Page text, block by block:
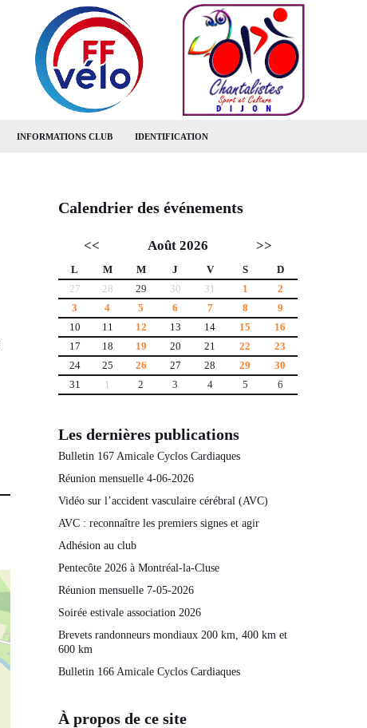
INFORMATIONS CLUB IDENTIFICATION
Calendrier des événements
<< Août 2026 >>
L M M J V S
D
27
28 29 30 31 1
2
3
4 5 6 7 8
9
10
11 12 13 14 15
16
17
18 19 20 21 22
23
24
25 26 27 28 29
30
31
1 2 3 4 5 6
Les dernières publications
Bulletin 167 Amicale Cyclos Cardiaques
Réunion mensuelle 4-06-2026
Vidéo sur l’accident vasculaire cérébral (AVC)
AVC : reconnaître les premiers signes et agir
Adhésion au club
Pentecôte 2026 à Montréal-la-Cluse
Réunion mensuelle 7-05-2026
Soirée estivale association 2026
Brevets randonneurs mondiaux 200 km, 400 km et
600 km
Bulletin 166 Amicale Cyclos Cardiaques
À propos de ce site